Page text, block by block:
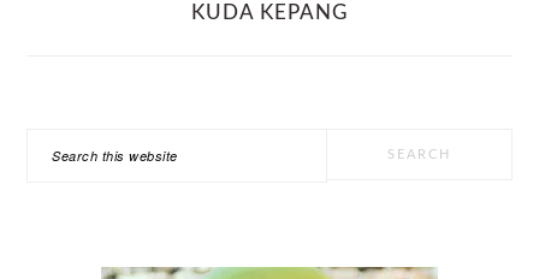
KUDA KEPANG
Search